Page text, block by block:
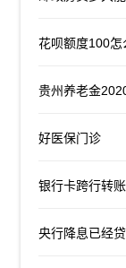
花呗额度100
贵州养老金
好医保门诊
银行卡跨行转
央行降息已经